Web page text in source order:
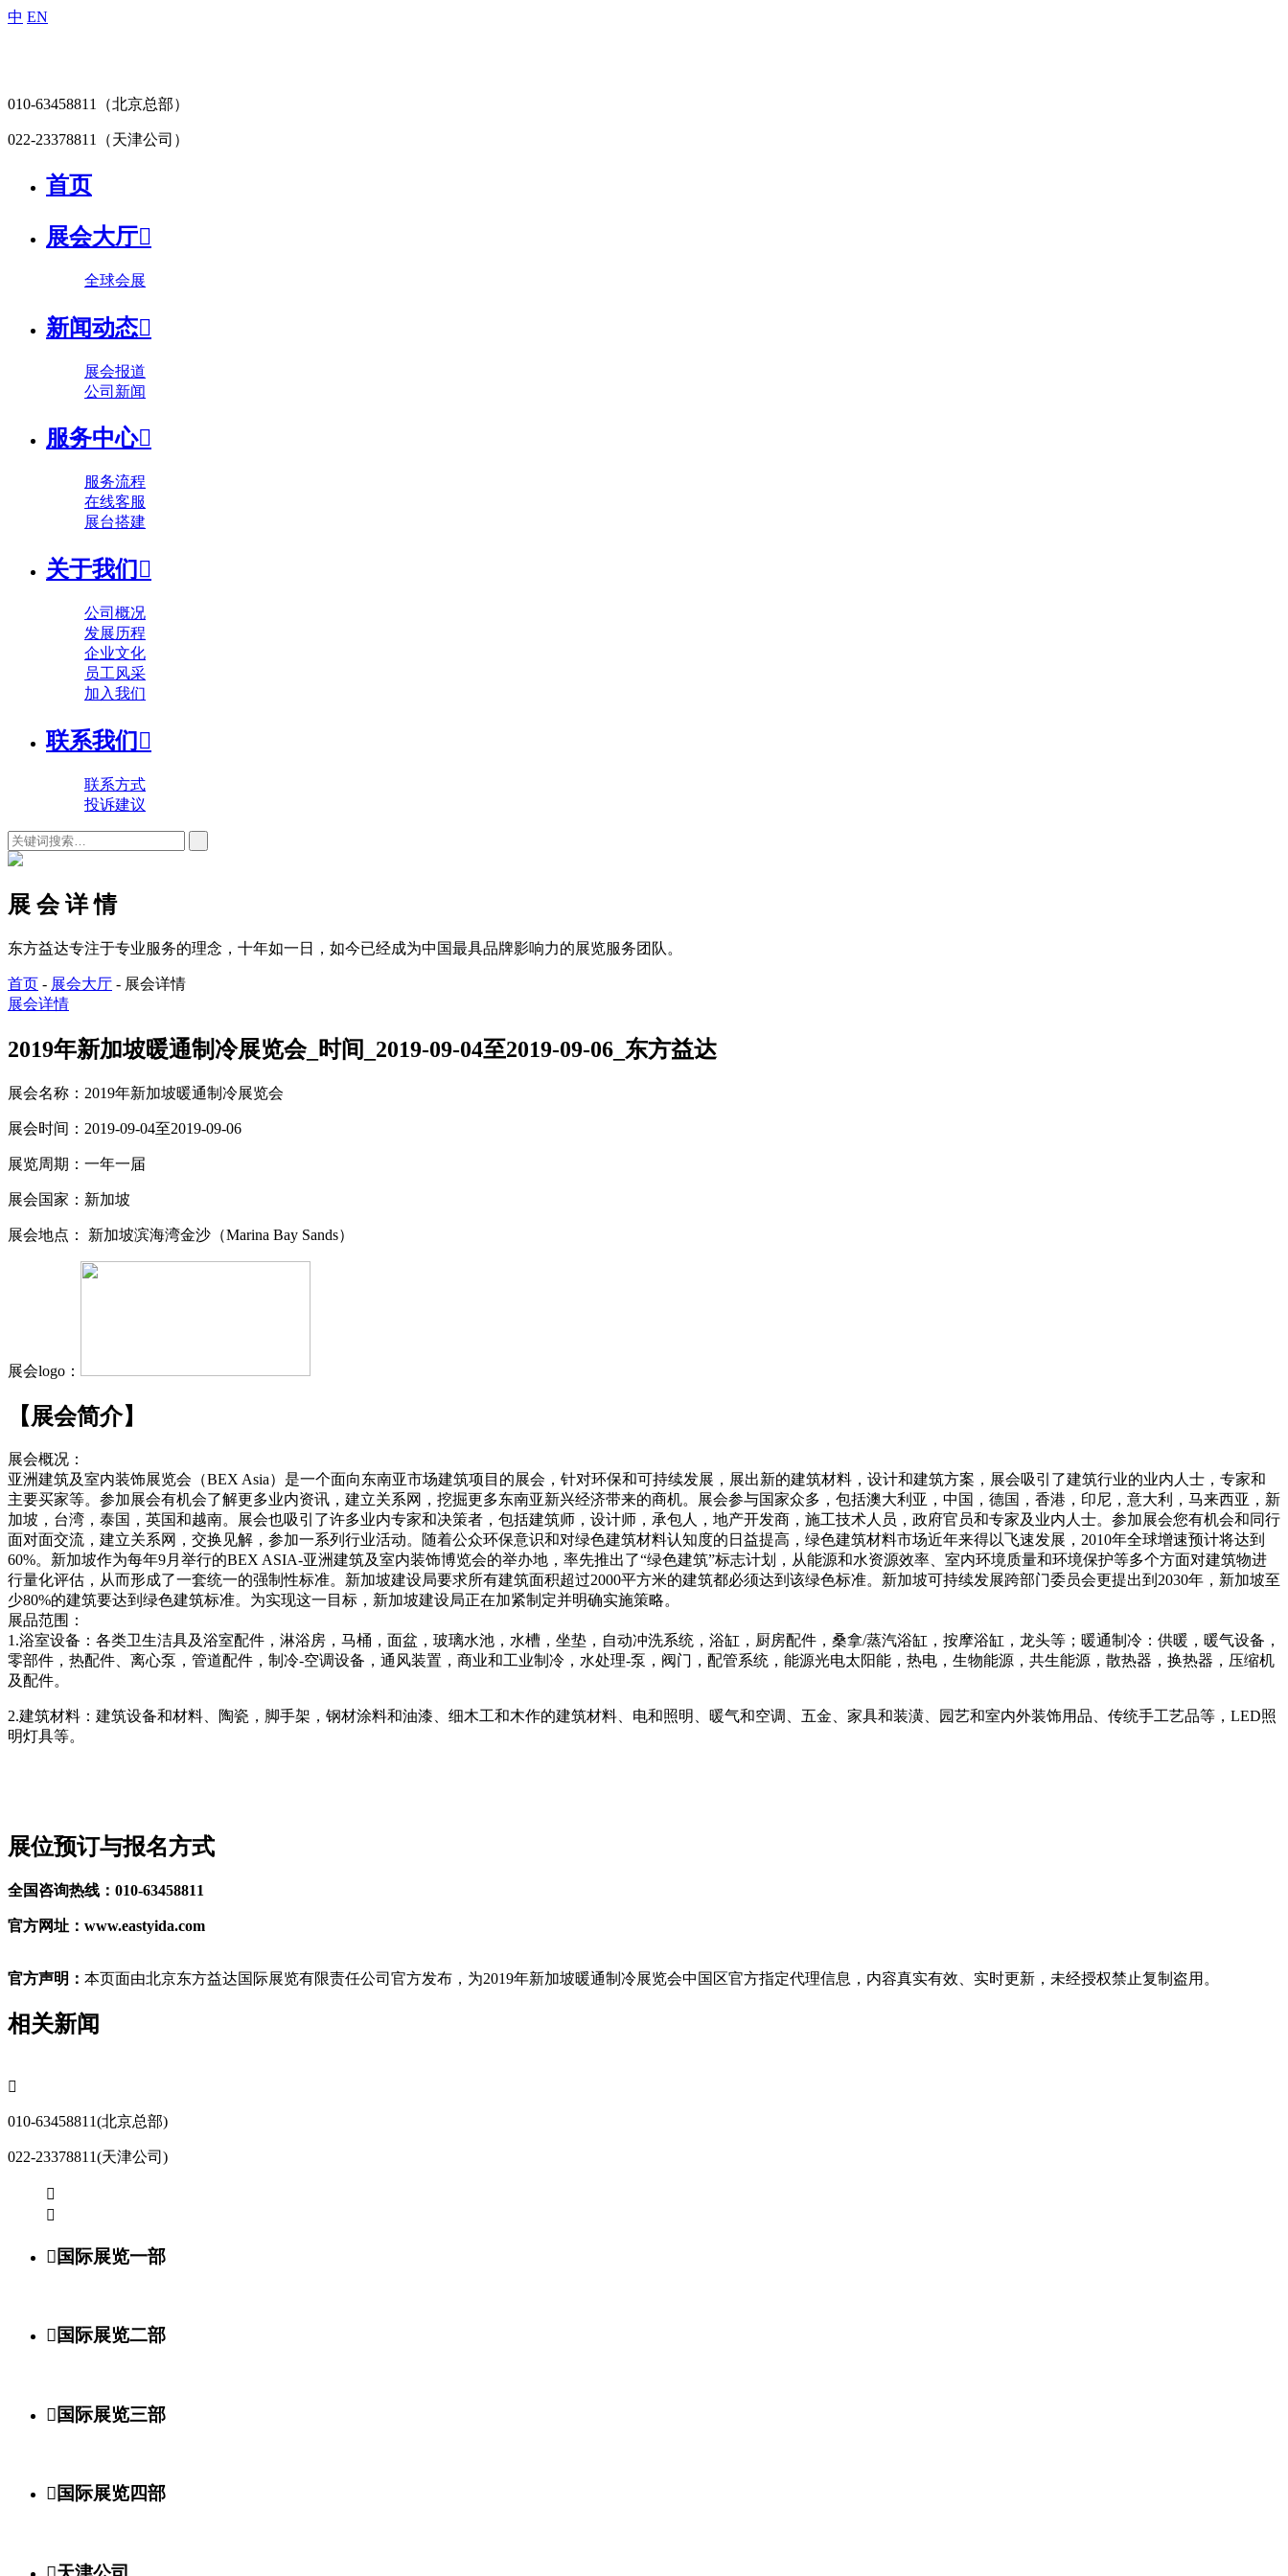
中 EN
010-63458811 （北京总部）
022-23378811 （天津公司）
首页
展会大厅
全球会展
新闻动态
展会报道
公司新闻
服务中心
服务流程
在线客服
展台搭建
关于我们 
公司概况
发展历程
企业文化
员工风采
加入我们
联系我们 
联系方式
投诉建议
展 会 详 情
东方益达专注于专业服务的理念，十年如一日，如今已经成为中国最具品牌影响力的展览服务团队。
首页 - 展会大厅 - 展会详情
展会详情
2019年新加坡暖通制冷展览会_时间_2019-09-04至2019-09-06_东方益达
展会名称： 2019年新加坡暖通制冷展览会
展会时间： 2019-09-04至2019-09-06
展览周期： 一年一届
展会国家： 新加坡
展会地点： 新加坡滨海湾金沙（Marina Bay Sands）
展会logo：
【展会简介】
展会概况：
亚洲建筑及室内装饰展览会（BEX Asia）是一个面向东南亚市场建筑项目的展会，针对环保和可持续发展，展出新的建筑材料，设计和建筑方案，展会吸引了建筑行业的业内人士，专家和
主要买家等。参加展会有机会了解更多业内资讯，建立关系网，挖掘更多东南亚新兴经济带来的商机。展会参与国家众多，包括澳大利亚，中国，德国，香港，印尼，意大利，马来西亚，新
加坡，台湾，泰国，英国和越南。展会也吸引了许多业内专家和决策者，包括建筑师，设计师，承包人，地产开发商，施工技术人员，政府官员和专家及业内人士。参加展会您有机会和同行
面对面交流，建立关系网，交换见解，参加一系列行业活动。随着公众环保意识和对绿色建筑材料认知度的日益提高，绿色建筑材料市场近年来得以飞速发展，2010年全球增速预计将达到
60%。新加坡作为每年9月举行的BEX ASIA-亚洲建筑及室内装饰博览会的举办地，率先推出了“绿色建筑”标志计划，从能源和水资源效率、室内环境质量和环境保护等多个方面对建筑物进
行量化评估，从而形成了一套统一的强制性标准。新加坡建设局要求所有建筑面积超过2000平方米的建筑都必须达到该绿色标准。新加坡可持续发展跨部门委员会更提出到2030年，新加坡至
少80%的建筑要达到绿色建筑标准。为实现这一目标，新加坡建设局正在加紧制定并明确实施策略。
展品范围：
1.浴室设备：各类卫生洁具及浴室配件，淋浴房，马桶，面盆，玻璃水池，水槽，坐垫，自动冲洗系统，浴缸，厨房配件，桑拿/蒸汽浴缸，按摩浴缸，龙头等；暖通制冷：供暖，暖气设备，
零部件，热配件、离心泵，管道配件，制冷‐空调设备，通风装置，商业和工业制冷，水处理‐泵，阀门，配管系统，能源光电太阳能，热电，生物能源，共生能源，散热器，换热器，压缩机
及配件。
2.建筑材料：建筑设备和材料、陶瓷，脚手架，钢材涂料和油漆、细木工和木作的建筑材料、电和照明、暖气和空调、五金、家具和装潢、园艺和室内外装饰用品、传统手工艺品等，LED照
明灯具等。
展位预订与报名方式
全国咨询热线：010-63458811
官方网址：www.eastyida.com
官方声明： 本页面由北京东方益达国际展览有限责任公司官方发布，为2019年新加坡暖通制冷展览会中国区官方指定代理信息，内容真实有效、实时更新，未经授权禁止复制盗用。
相关新闻

010-63458811(北京总部)
022-23378811(天津公司)


国际展览一部
国际展览二部
国际展览三部
国际展览四部